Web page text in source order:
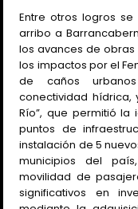
Entre otros logros
arribo a
los avances de
los impactos por el
de caños
conectividad hídrica,
Río”, que permitió la
puntos de
instalación de 5
municipios del
movilidad de
significativos en